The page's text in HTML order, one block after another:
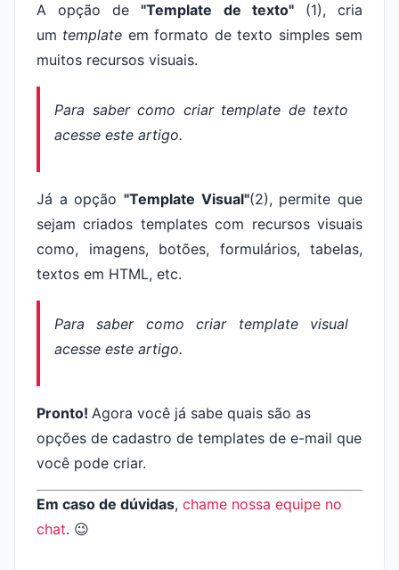
A opção de"Template de texto"(1), cria
um template em formato de texto simples sem
muitos recursos visuais.
Para saber como criar template de texto
acesse este artigo.
Já a opção "Template Visual"(2), permite que
sejam criados templates com recursos visuais
como, imagens, botões, formulários, tabelas,
textos em HTML, etc.
Para saber como criar template visual
acesse este artigo.
Pronto! Agora você já sabe quais são as
opções de cadastro de templates de e-mail que
você pode criar.
Em caso de dúvidas, chame nossa equipe no
chat. 😉